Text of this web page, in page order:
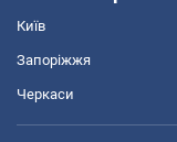
Київ
Запоріжжя
Черкаси